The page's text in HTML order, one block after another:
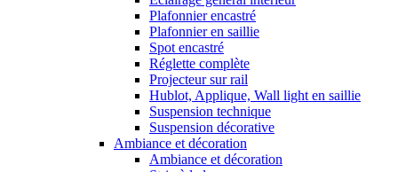
Plafonnier encastré
Plafonnier en saillie
Spot encastré
Réglette complète
Projecteur sur rail
Hublot, Applique, Wall light en saillie
Suspension technique
Suspension décorative
Ambiance et décoration
Ambiance et décoration